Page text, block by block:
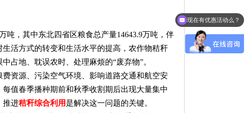
，其中东北四省区粮食总产量14643.9万吨，伴
活方式的转变和生活水平的提高，农作物秸秆
占地、耽误农时、处理麻烦的“废弃物”。
资源、污染空气环境、影响道路交通和航空安
值春季播种期前和秋季收割期后出现大量集中
推进秸秆综合利用 是解决这一问题的关键。
可以介绍下你们的产品么？
现在有优惠活动么？